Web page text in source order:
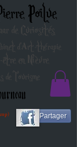
Poilue
de Curiosités
Partager
d'Art-thérapie
de Tourisme
en Nièvre